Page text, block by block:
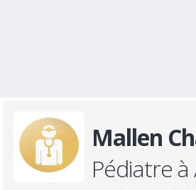
Mallen
Pédiatre